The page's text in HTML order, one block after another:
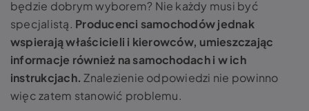
będzie dobrym wyborem? Nie każdy musi być
specjalistą. Producenci samochodów jednak
wspierają właścicieli i kierowców, umieszczając
informacje również na samochodach i w ich
instrukcjach. Znalezienie odpowiedzi nie powinno
więc zatem stanowić problemu.